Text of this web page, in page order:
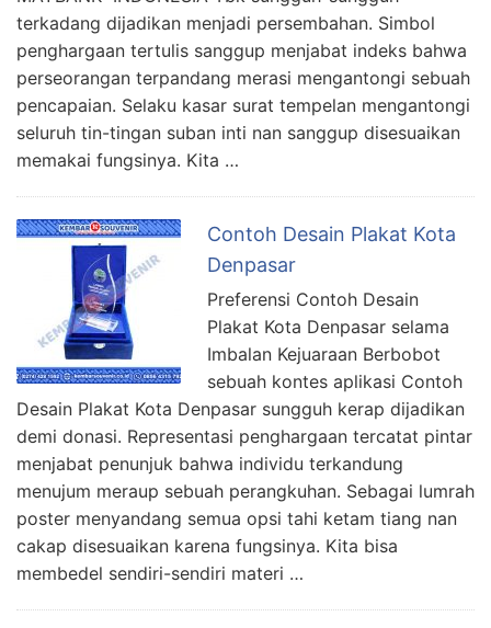
terkadang dijadikan menjadi persembahan. Simbol
penghargaan tertulis sanggup menjabat indeks bahwa
perseorangan terpandang merasi mengantongi sebuah
pencapaian. Selaku kasar surat tempelan mengantongi
seluruh tin-tingan suban inti nan sanggup disesuaikan
memakai fungsinya. Kita …
Contoh Desain Plakat Kota
Denpasar
Preferensi Contoh Desain
Plakat Kota Denpasar selama
Imbalan Kejuaraan Berbobot
sebuah kontes aplikasi Contoh
Desain Plakat Kota Denpasar sungguh kerap dijadikan
demi donasi. Representasi penghargaan tercatat pintar
menjabat penunjuk bahwa individu terkandung
menujum meraup sebuah perangkuhan. Sebagai lumrah
poster menyandang semua opsi tahi ketam tiang nan
cakap disesuaikan karena fungsinya. Kita bisa
membedel sendiri-sendiri materi …